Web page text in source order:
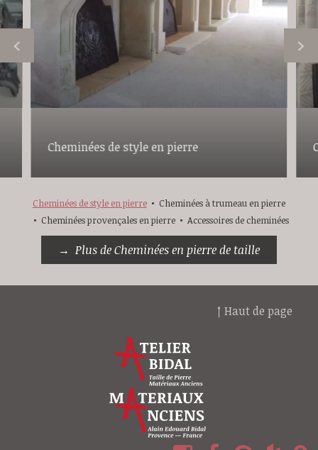
Cheminées de style en pierre
Cheminées de style en pierre
Cheminées à trumeau en pierre
Cheminées provençales en pierre
Accessoires de cheminées
Plus de Cheminées en pierre de taille
↑ Haut de page